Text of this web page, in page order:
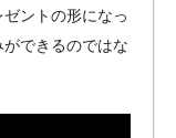
ントの形になっ
できるのではな